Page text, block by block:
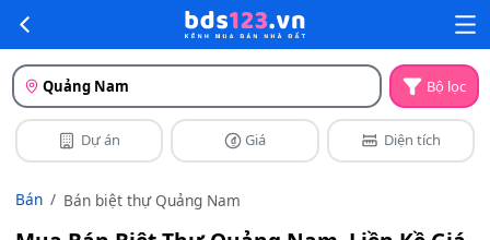
Quảng Nam Bộ lọc
Dự án Giá Diện tích
Bán Bán biệt thự Quảng Nam